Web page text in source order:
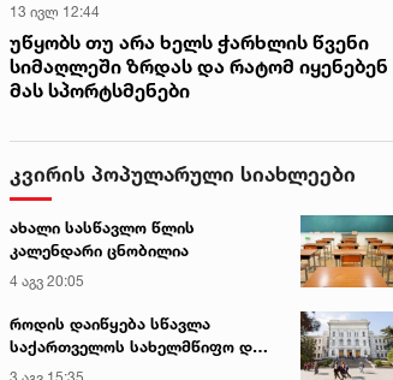
13 ივლ 12:44
უწყობს თუ არა ხელს ჭარხლის წვენი
სიმაღლეში ზრდას და რატომ იყენებენ
მას სპორტსმენები
კვირის პოპულარული სიახლეები
ახალი სასწავლო წლის
კალენდარი ცნობილია
4 აგვ 20:05
როდის დაიწყება სწავლა
საქართველოს სახელმწიფო და
კერძო უნივერსიტეტებში